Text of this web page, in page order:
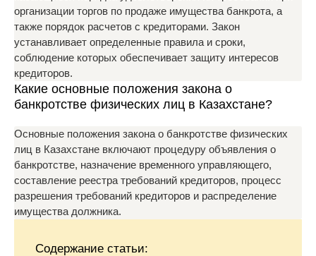
организации торгов по продаже имущества банкрота, а
также порядок расчетов с кредиторами. Закон
устанавливает определенные правила и сроки,
соблюдение которых обеспечивает защиту интересов
кредиторов.
Какие основные положения закона о
банкротстве физических лиц в Казахстане?
Основные положения закона о банкротстве физических
лиц в Казахстане включают процедуру объявления о
банкротстве, назначение временного управляющего,
составление реестра требований кредиторов, процесс
разрешения требований кредиторов и распределение
имущества должника.
Содержание статьи: